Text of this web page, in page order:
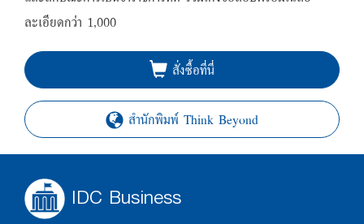
ละเอียดกว่า 1,000
สั่งซื้อที่นี่
สำนักพิมพ์ Think Beyond
IDC Business